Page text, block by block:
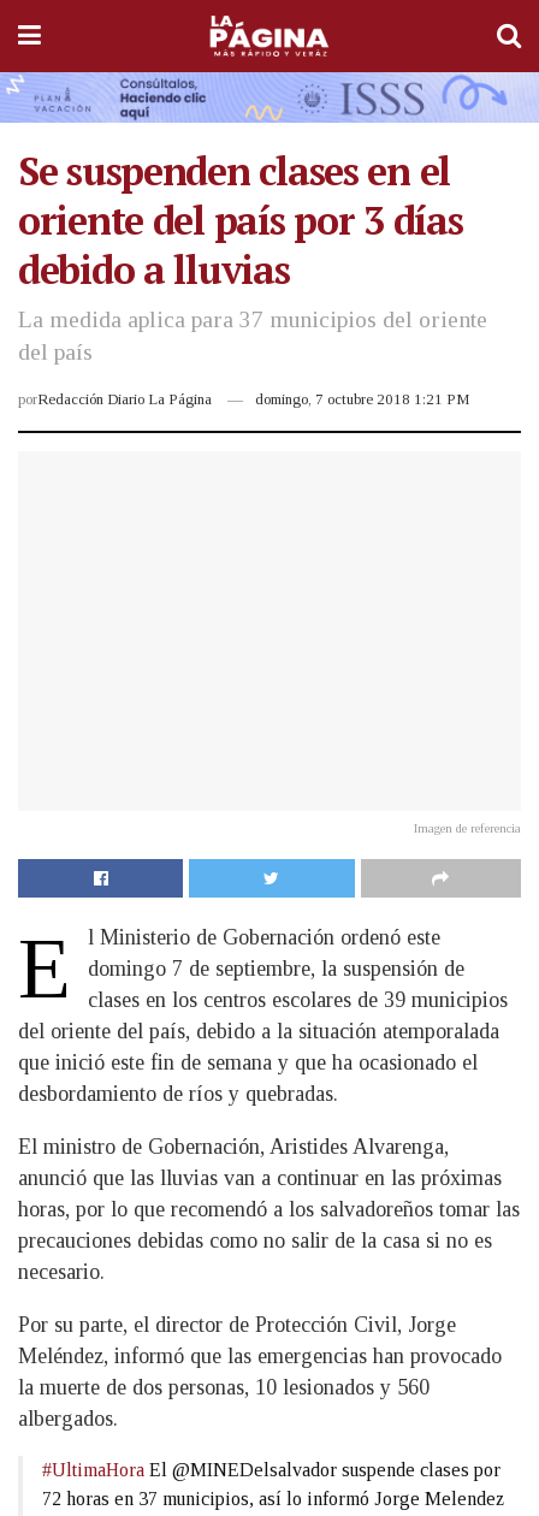
Se suspenden clases en el
oriente del país por 3 días
debido a lluvias
La medida aplica para 37 municipios del oriente
del país
porRedacción Diario La Página domingo, 7 octubre 2018 1:21 PM
Imagen de referencia
E
l Ministerio de Gobernación ordenó este
domingo 7 de septiembre, la suspensión de
clases en los centros escolares de 39 municipios
del oriente del país, debido a la situación atemporalada
que inició este fin de semana y que ha ocasionado el
desbordamiento de ríos y quebradas.
El ministro de Gobernación, Aristides Alvarenga,
anunció que las lluvias van a continuar en las próximas
horas, por lo que recomendó a los salvadoreños tomar las
precauciones debidas como no salir de la casa si no es
necesario.
Por su parte, el director de Protección Civil, Jorge
Meléndez, informó que las emergencias han provocado
la muerte de dos personas, 10 lesionados y 560
albergados.
#UltimaHora El @MINEDelsalvador suspende clases por
72 horas en 37 municipios, así lo informó Jorge Melendez